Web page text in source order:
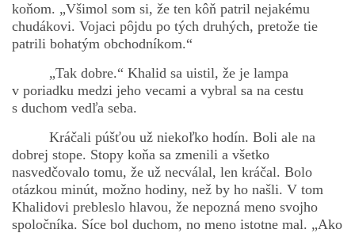
koňom. „Všimol som si, že ten kôň patril nejakému
chudákovi. Vojaci pôjdu po tých druhých, pretože tie
patrili bohatým obchodníkom.“
„Tak dobre.“ Khalid sa uistil, že je lampa
v poriadku medzi jeho vecami a vybral sa na cestu
s duchom vedľa seba.
Kráčali púšťou už niekoľko hodín. Boli ale na
dobrej stope. Stopy koňa sa zmenili a všetko
nasvedčovalo tomu, že už necválal, len kráčal. Bolo
otázkou minút, možno hodiny, než by ho našli. V tom
Khalidovi prebleslo hlavou, že nepozná meno svojho
spoločníka. Síce bol duchom, no meno istotne mal. „Ako